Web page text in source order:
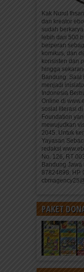
Kak Nurul
dan kreator
sudah
lebih dari 500
berperan
komikus, dan
konsisten dan
hingga
Bandung. Saat
menjadi
Indonesia
Online di
sosial literasi
Foundation
mewujudkan
2045. Untuk
Yayasan
redaksi
No. 126, RT
Bandung Jawa
87824898, HP.
PAKET